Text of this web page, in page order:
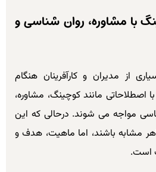
با مشاوره، روان شناسی و
از مدیران و کارآفرینان هنگام
مانند کوچینگ، مشاوره،
مواجه می شوند. درحالی که این
مشابه باشند، اما ماهیت، هدف و
است.